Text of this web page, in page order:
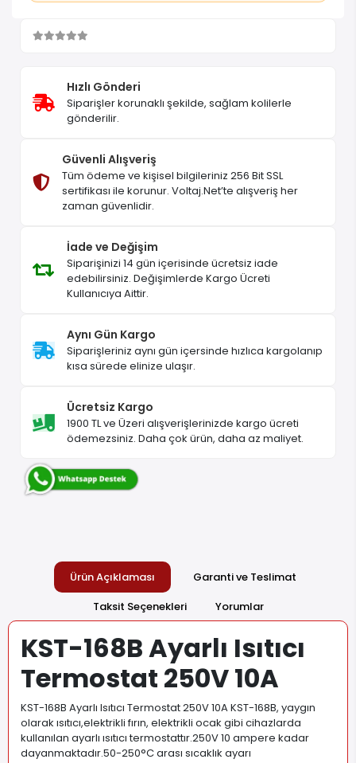
Hızlı Gönderi
Siparişler korunaklı şekilde, sağlam kolilerle
gönderilir.
Güvenli Alışveriş
Tüm ödeme ve kişisel bilgileriniz 256 Bit SSL
sertifikası ile korunur. Voltaj.Net’te alışveriş her
zaman güvenlidir.
İade ve Değişim
Siparişinizi 14 gün içerisinde ücretsiz iade
edebilirsiniz. Değişimlerde Kargo Ücreti
Kullanıcıya Aittir.
Aynı Gün Kargo
Siparişleriniz aynı gün içersinde hızlıca kargolanıp
kısa sürede elinize ulaşır.
Ücretsiz Kargo
1900 TL ve Üzeri alışverişlerinizde kargo ücreti
ödemezsiniz. Daha çok ürün, daha az maliyet.
Ürün Açıklaması
Garanti ve Teslimat
Taksit Seçenekleri
Yorumlar
KST-168B Ayarlı Isıtıcı
Termostat 250V 10A
KST-168B Ayarlı Isıtıcı Termostat 250V 10A KST-168B, yaygın
olarak ısıtıcı,elektrikli fırın, elektrikli ocak gibi cihazlarda
kullanılan ayarlı ısıtıcı termostattır.250V 10 ampere kadar
dayanmaktadır.50-250°C arası sıcaklık ayarı